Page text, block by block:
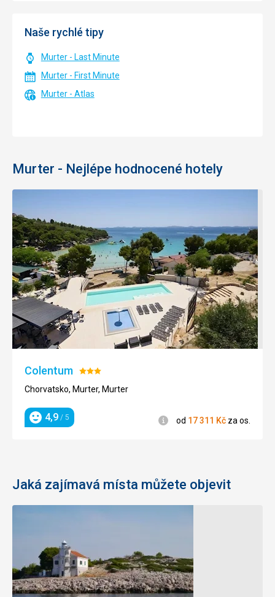
Naše rychlé tipy
Murter - Last Minute
Murter - First Minute
Murter - Atlas
Murter - Nejlépe hodnocené hotely
Colentum Hodnocení:
3/5
Chorvatsko, Murter, Murter
Hodnocení
4,9 / 5 Informace
od 17 311 Kč za os.
Jaká zajímavá místa můžete objevit
Betina
je
malé